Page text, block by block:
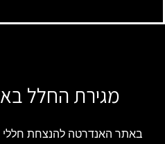
מגירת החלל
באתר האנדרטה להנצחת חללי